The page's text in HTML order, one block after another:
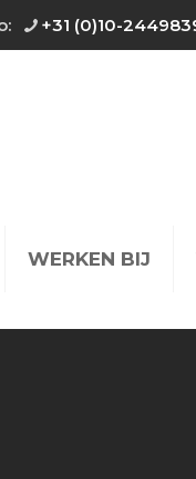
+31 (0)10-
WERKEN BIJ